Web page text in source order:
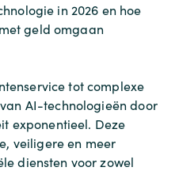
in 2026 en hoe
geld omgaan
tot complexe
AI-technologieën door
exponentieel. Deze
veiligere en meer
diensten voor zowel